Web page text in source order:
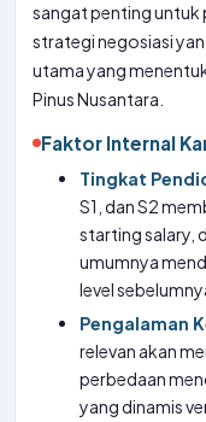
sangat penting untuk
strategi negosiasi
utama yang
Pinus Nusantara.
Faktor Internal
Tingkat
S1, dan S2
starting salary,
umumnya
level
Pengalaman
relevan akan
perbedaan
yang dinamis